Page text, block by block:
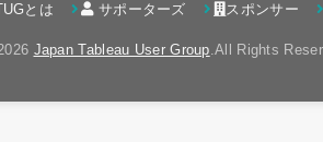
とは サポーターズ スポンサー
Japan Tableau User Group.All Rights